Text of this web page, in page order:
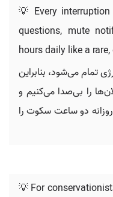
💡 Every
questions, mute
hours daily like a
تمام می‌شود، بنابراین
را بی‌صدا می‌کنیم و
دو ساعت سکوت را
💡 For